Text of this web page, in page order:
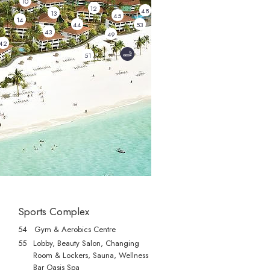
RESERVA
12
13
14
43
44
45 48
49
51
53
Sports Complex
54 Gym & Aerobics Centre
55
Lobby, Beauty Salon, Changing
Room & Lockers, Sauna, Wellness
Bar Oasis Spa